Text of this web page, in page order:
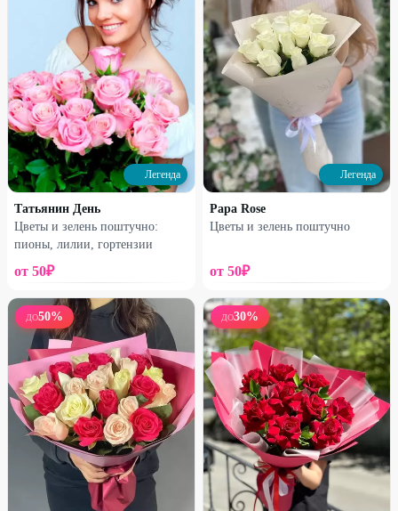
2550₽ 4050₽4800 ₽
%
Букет №9
2800₽ 3300
7%
Букет №10
1880₽ ₽
10% 16%
Легенда
Татьянин День
Цветы и зелень поштучно:
пионы, лилии, гортензии
от 50₽
Легенда
Papa Rose
Цветы и зелень поштучно
от 50₽
ДО50% ДО30%